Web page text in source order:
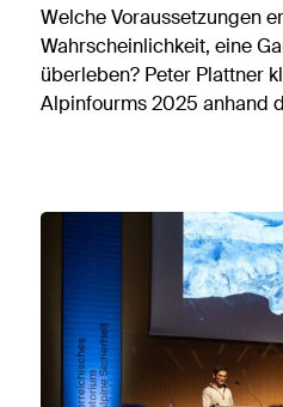
Welche Voraussetzungen
Wahrscheinlichkeit, eine
überleben? Peter Plattner
Alpinfourms 2025 anhand